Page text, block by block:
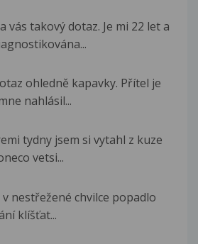
vás takový dotaz. Je mi 22 let a
ohledně kapavky. Přítel je
nahlásil...
tydny jsem si vytahl z kuze
vetsi...
nestřežené chvilce popadlo
klíšťat...